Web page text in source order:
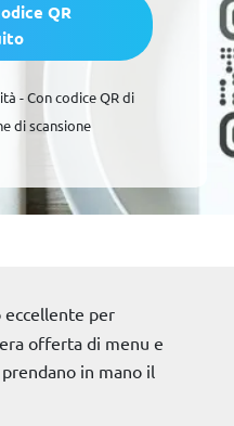
QR
- Con codice QR di
di scansione
eccellente per
offerta di menu e
in mano il